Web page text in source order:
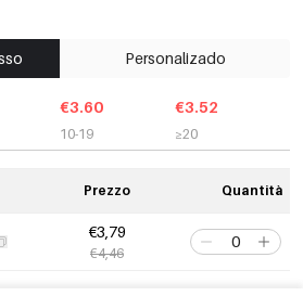
Personalizado
€3.60
10-19
€3.52
≥20
Prezzo Quantità
€3,79
€4,46